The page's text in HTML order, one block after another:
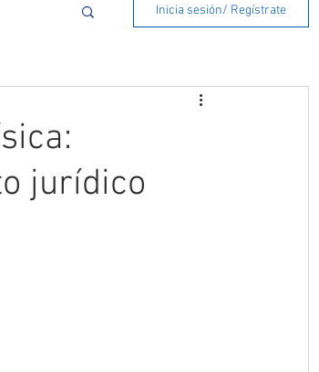
Inicia sesión/ Regístrate
jurídico